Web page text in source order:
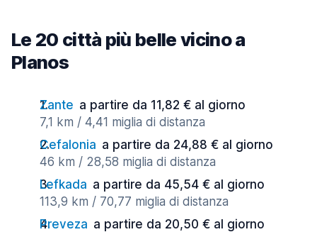
Le 20 città più belle vicino a
Planos
Zante a partire da 11,82 € al giorno
7,1 km / 4,41 miglia di distanza
Cefalonia a partire da 24,88 € al giorno
46 km / 28,58 miglia di distanza
Lefkada a partire da 45,54 € al giorno
113,9 km / 70,77 miglia di distanza
Preveza a partire da 20,50 € al giorno